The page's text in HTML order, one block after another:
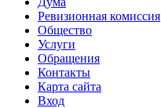
Ревизионная комиссия
Общество
Услуги
Обращения
Контакты
Карта сайта
Вход